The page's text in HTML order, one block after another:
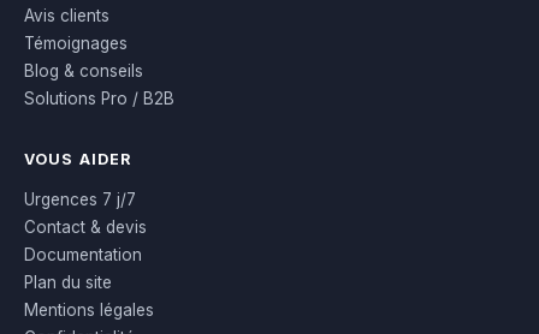
Avis clients
Témoignages
Blog & conseils
Solutions Pro / B2B
VOUS AIDER
Urgences 7 j/7
Contact & devis
Documentation
Plan du site
Mentions légales